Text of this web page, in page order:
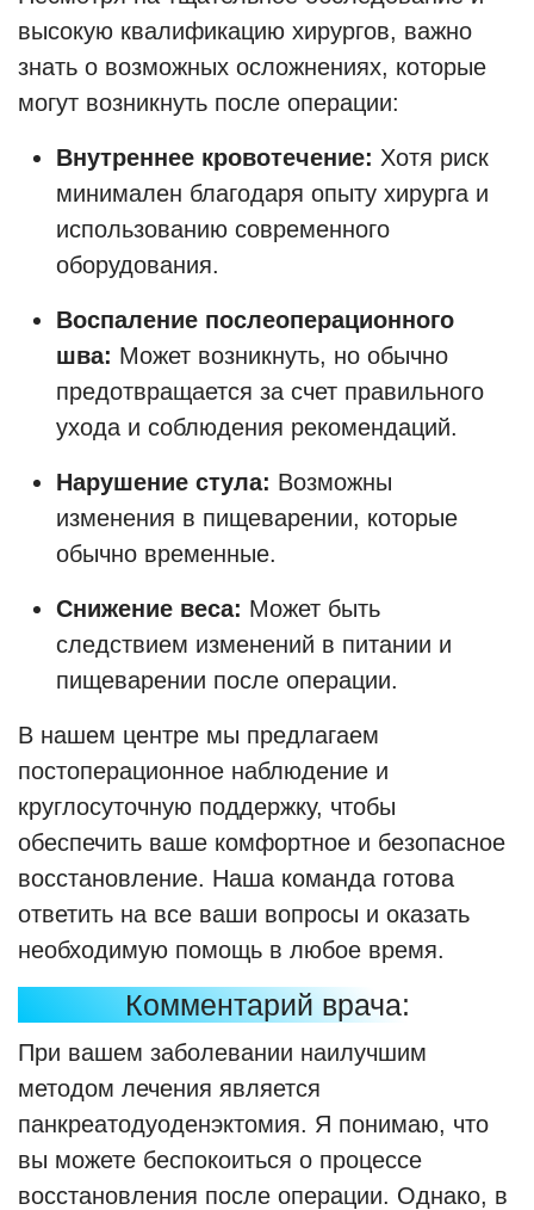
высокую квалификацию хирургов, важно
знать о возможных осложнениях, которые
могут возникнуть после операции:
Внутреннее кровотечение: Хотя риск
минимален благодаря опыту хирурга и
использованию современного
оборудования.
Воспаление послеоперационного
шва: Может возникнуть, но обычно
предотвращается за счет правильного
ухода и соблюдения рекомендаций.
Нарушение стула: Возможны
изменения в пищеварении, которые
обычно временные.
Снижение веса: Может быть
следствием изменений в питании и
пищеварении после операции.
В нашем центре мы предлагаем
постоперационное наблюдение и
круглосуточную поддержку, чтобы
обеспечить ваше комфортное и безопасное
восстановление. Наша команда готова
ответить на все ваши вопросы и оказать
необходимую помощь в любое время.
Комментарий врача:
При вашем заболевании наилучшим
методом лечения является
панкреатодуоденэктомия. Я понимаю, что
вы можете беспокоиться о процессе
восстановления после операции. Однако, в